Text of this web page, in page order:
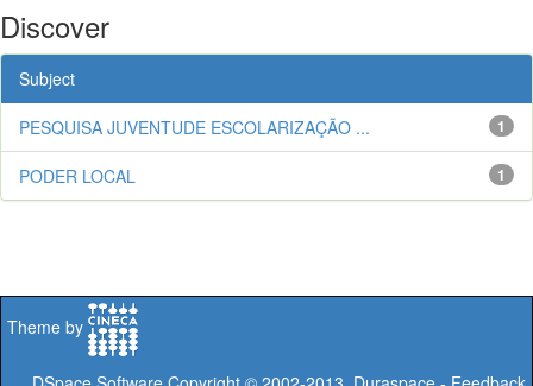
Discover
Subject
1
PESQUISA JUVENTUDE ESCOLARIZAÇÃO ...
1
PODER LOCAL
Theme by